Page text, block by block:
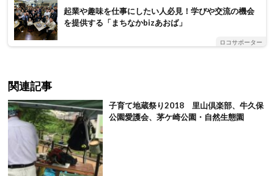
起業や趣味を仕事にしたい人必見！学びや交流の機会
を提供する「まちなかbizあおば」
ロコサポーター
関連記事
子育て地蔵祭り2018 里山倶楽部、牛久保
公園愛護会、茅ケ崎公園・自然生態園